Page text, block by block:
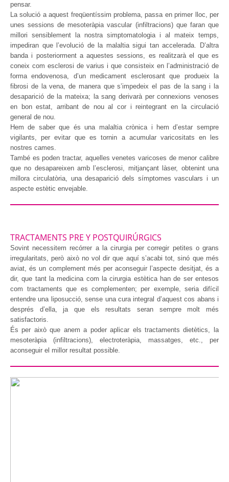
pensar.
La solució a aquest freqüentíssim problema, passa en primer lloc, per
unes sessions de mesoteràpia vascular (infiltracions) que faran que
millori sensiblement la nostra simptomatologia i al mateix temps,
impediran que l’evolució de la malaltia sigui tan accelerada. D’altra
banda i posteriorment a aquestes sessions, es realitzarà el que es
coneix com esclerosi de varius i que consisteix en l’administració de
forma endovenosa, d’un medicament esclerosant que produeix la
fibrosi de la vena, de manera que s’impedeix el pas de la sang i la
desaparició de la mateixa; la sang derivarà per connexions venoses
en bon estat, arribant de nou al cor i reintegrant en la circulació
general de nou.
Hem de saber que és una malaltia crònica i hem d’estar sempre
vigilants, per evitar que es tornin a acumular varicositats en les
nostres cames.
També es poden tractar, aquelles venetes varicoses de menor calibre
que no desapareixen amb l’esclerosi, mitjançant làser, obtenint una
millora circulatòria, una desaparició dels símptomes vasculars i un
aspecte estètic envejable.
TRACTAMENTS PRE Y POSTQUIRÚRGICS
Sovint necessitem recórrer a la cirurgia per corregir petites o grans
irregularitats, però això no vol dir que aquí s’acabi tot, sinó que més
aviat, és un complement més per aconseguir l’aspecte desitjat, és a
dir, que tant la medicina com la cirurgia estètica han de ser entesos
com tractaments que es complementen; per exemple, seria difícil
entendre una liposucció, sense una cura integral d’aquest cos abans i
després d’ella, ja que els resultats seran sempre molt més
satisfactoris.
És per això que anem a poder aplicar els tractaments dietètics, la
mesoteràpia (infiltracions), electroteràpia, massatges, etc., per
aconseguir el millor resultat possible.